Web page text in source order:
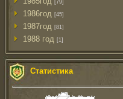
[79]
1986год [45]
1987год [81]
1988 год [1]
Статистика